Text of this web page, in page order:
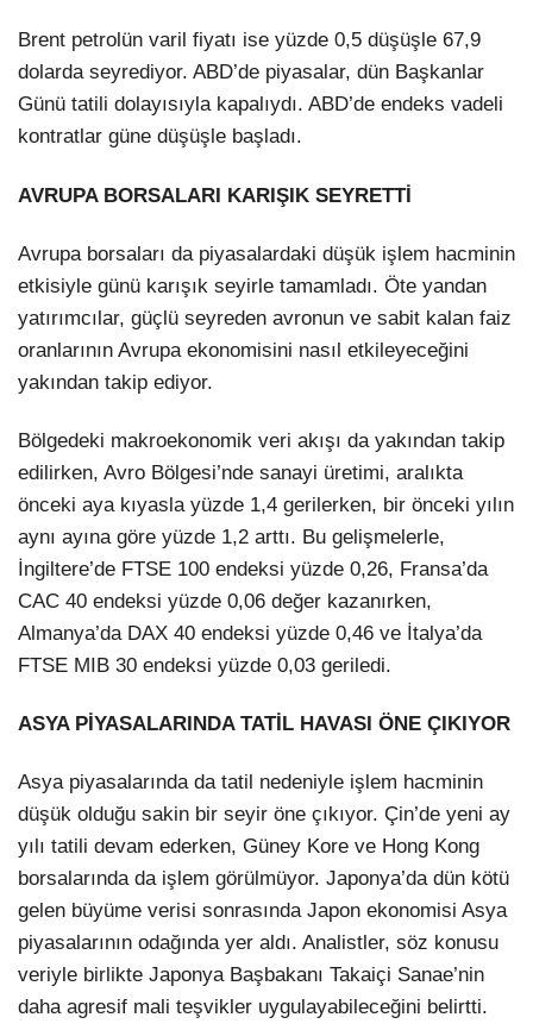
Brent petrolün varil fiyatı ise yüzde 0,5 düşüşle 67,9
dolarda seyrediyor. ABD’de piyasalar, dün Başkanlar
Günü tatili dolayısıyla kapalıydı. ABD’de endeks vadeli
kontratlar güne düşüşle başladı.
AVRUPA BORSALARI KARIŞIK SEYRETTİ
Avrupa borsaları da piyasalardaki düşük işlem hacminin
etkisiyle günü karışık seyirle tamamladı. Öte yandan
yatırımcılar, güçlü seyreden avronun ve sabit kalan faiz
oranlarının Avrupa ekonomisini nasıl etkileyeceğini
yakından takip ediyor.
Bölgedeki makroekonomik veri akışı da yakından takip
edilirken, Avro Bölgesi’nde sanayi üretimi, aralıkta
önceki aya kıyasla yüzde 1,4 gerilerken, bir önceki yılın
aynı ayına göre yüzde 1,2 arttı. Bu gelişmelerle,
İngiltere’de FTSE 100 endeksi yüzde 0,26, Fransa’da
CAC 40 endeksi yüzde 0,06 değer kazanırken,
Almanya’da DAX 40 endeksi yüzde 0,46 ve İtalya’da
FTSE MIB 30 endeksi yüzde 0,03 geriledi.
ASYA PİYASALARINDA TATİL HAVASI ÖNE ÇIKIYOR
Asya piyasalarında da tatil nedeniyle işlem hacminin
düşük olduğu sakin bir seyir öne çıkıyor. Çin’de yeni ay
yılı tatili devam ederken, Güney Kore ve Hong Kong
borsalarında da işlem görülmüyor. Japonya’da dün kötü
gelen büyüme verisi sonrasında Japon ekonomisi Asya
piyasalarının odağında yer aldı. Analistler, söz konusu
veriyle birlikte Japonya Başbakanı Takaiçi Sanae’nin
daha agresif mali teşvikler uygulayabileceğini belirtti.